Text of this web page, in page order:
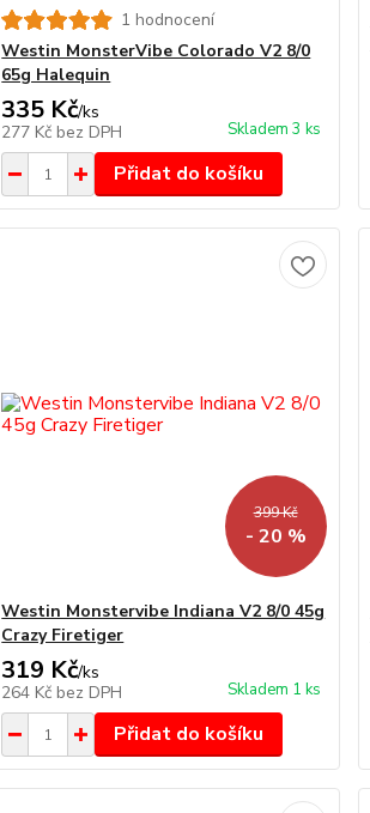
1 hodnocení
Westin MonsterVibe Colorado V2 8/0
65g Halequin
335 Kč/ks
277 Kč bez DPH Skladem 3 ks
Přidat do košíku
399 Kč
- 20 %
Westin Monstervibe Indiana V2 8/0 45g
Crazy Firetiger
319 Kč/ks
264 Kč bez DPH Skladem 1 ks
Přidat do košíku